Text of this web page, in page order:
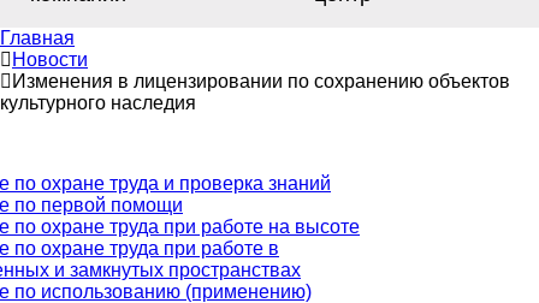
Главная
Новости
Изменения в лицензировании по сохранению объектов
культурного наследия
по охране труда и проверка знаний
по первой помощи
по охране труда при работе на высоте
по охране труда при работе в
и замкнутых пространствах
по использованию (применению)